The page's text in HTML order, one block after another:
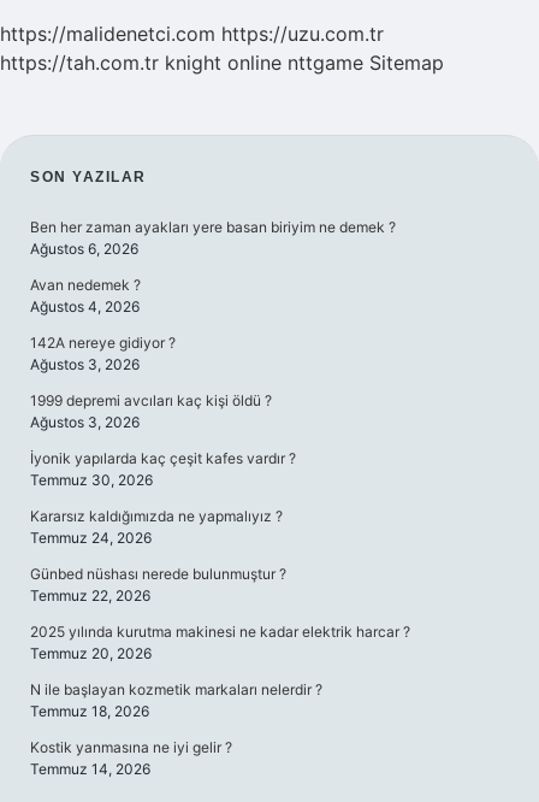
https://malidenetci.com https://uzu.com.tr
https://tah.com.tr knight online nttgame Sitemap
SIDEBAR
SON YAZILAR
Ben her zaman ayakları yere basan biriyim ne demek ?
Ağustos 6, 2026
Avan nedemek ?
Ağustos 4, 2026
142A nereye gidiyor ?
Ağustos 3, 2026
1999 depremi avcıları kaç kişi öldü ?
Ağustos 3, 2026
İyonik yapılarda kaç çeşit kafes vardır ?
Temmuz 30, 2026
Kararsız kaldığımızda ne yapmalıyız ?
Temmuz 24, 2026
Günbed nüshası nerede bulunmuştur ?
Temmuz 22, 2026
2025 yılında kurutma makinesi ne kadar elektrik harcar ?
Temmuz 20, 2026
N ile başlayan kozmetik markaları nelerdir ?
Temmuz 18, 2026
Kostik yanmasına ne iyi gelir ?
Temmuz 14, 2026